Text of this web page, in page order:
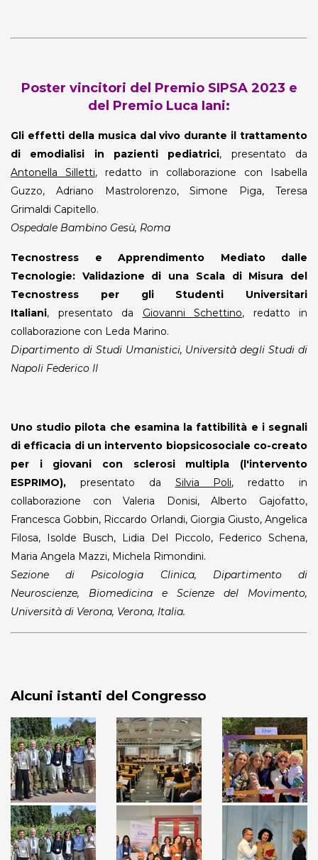
Poster vincitori del Premio SIPSA 2023 e
del Premio Luca Iani:
Gli effetti della musica dal vivo durante il trattamento
di emodialisi in pazienti
pediatrici, presentato da
Antonella Silletti, redatto in collaborazione con Isabella
Guzzo, Adriano Mastrolorenzo, Simone Piga, Teresa
Grimaldi Capitello.
Ospedale Bambino Gesù, Roma
Tecnostress e Apprendimento Mediato dalle
Tecnologie: Validazione di una Scala di Misura del
Tecnostress per gli Studenti Universitari
Italiani, presentato da Giovanni Schettino, redatto in
collaborazione con Leda Marino.
Dipartimento di Studi Umanistici, Università degli Studi di
Napoli Federico II
Uno studio pilota che esamina la fattibilità e i segnali
di efficacia di un intervento biopsicosociale co-creato
per i giovani con sclerosi multipla (l'intervento
ESPRIMO), presentato da Silvia Poli, redatto in
collaborazione con Valeria Donisi, Alberto Gajofatto,
Francesca Gobbin, Riccardo Orlandi, Giorgia Giusto, Angelica
Filosa, Isolde Busch, Lidia Del Piccolo, Federico Schena,
Maria Angela Mazzi, Michela Rimondini.
Sezione di Psicologia Clinica, Dipartimento di
Neuroscienze, Biomedicina e Scienze del Movimento,
Università di Verona, Verona, Italia.
Alcuni istanti del Congresso